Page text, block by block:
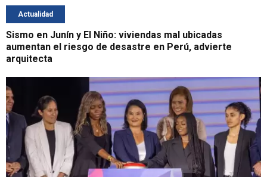
Actualidad
Sismo en Junín y El Niño: viviendas mal ubicadas
aumentan el riesgo de desastre en Perú, advierte
arquitecta